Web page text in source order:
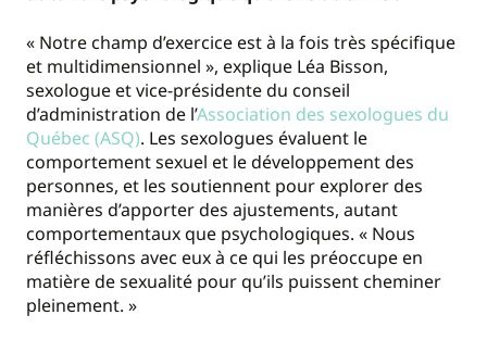
« Notre champ d’exercice est à la fois très spécifique
et multidimensionnel », explique Léa Bisson,
sexologue et vice-présidente du conseil
d’administration de l’Association des sexologues du
Québec (ASQ). Les sexologues évaluent le
comportement sexuel et le développement des
personnes, et les soutiennent pour explorer des
manières d’apporter des ajustements, autant
comportementaux que psychologiques. « Nous
réfléchissons avec eux à ce qui les préoccupe en
matière de sexualité pour qu’ils puissent cheminer
pleinement. »